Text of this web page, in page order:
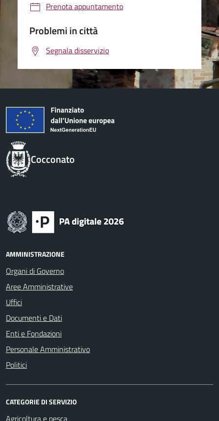
Prenota appuntamento
Problemi in città
Segnala disservizio
Cocconato
AMMINISTRAZIONE
Organi di Governo
Aree Amministrative
Uffici
Documenti e Dati
Enti e Fondazioni
Personale Amministrativo
Politici
CATEGORIE DI SERVIZIO
Agricoltura e pesca